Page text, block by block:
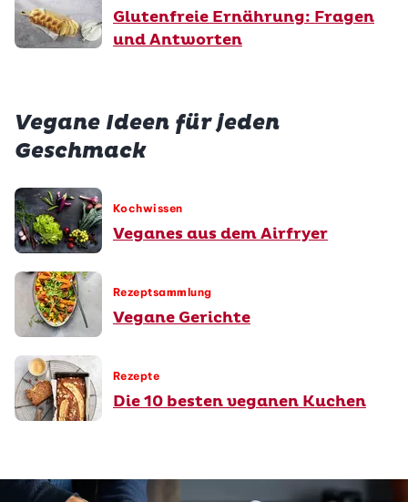
Glutenfreie Ernährung: Fragen
und Antworten
Vegane Ideen für jeden
Geschmack
Kochwissen
Veganes aus dem Airfryer
Rezeptsammlung
Vegane Gerichte
Rezepte
Die 10 besten veganen Kuchen